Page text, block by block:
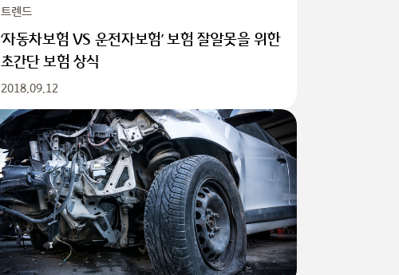
트렌드
‘자동차보험 VS 운전자보험’ 보험 잘알못을 위한
초간단 보험 상식
2018.09.12